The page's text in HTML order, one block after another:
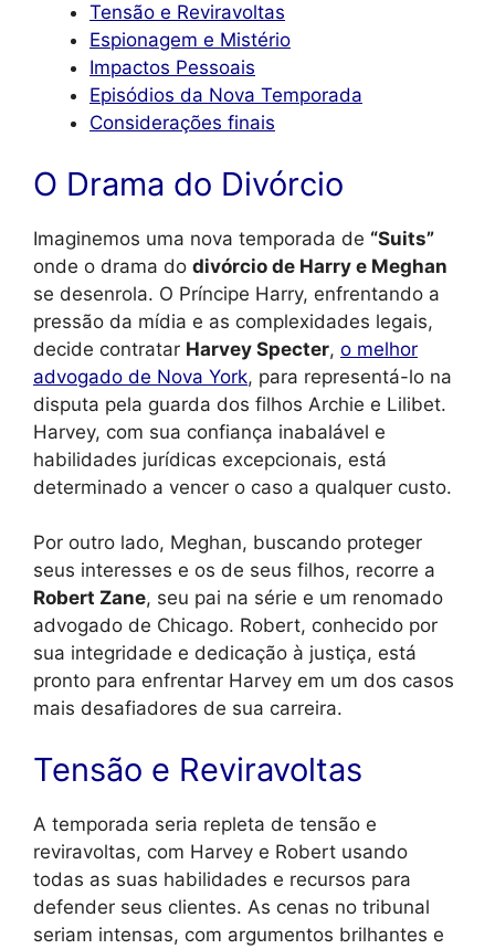
Tensão e Reviravoltas
Espionagem e Mistério
Impactos Pessoais
Episódios da Nova Temporada
Considerações finais
O Drama do Divórcio
Imaginemos uma nova temporada de “Suits”
onde o drama do divórcio de Harry e Meghan
se desenrola. O Príncipe Harry, enfrentando a
pressão da mídia e as complexidades legais,
decide contratar Harvey Specter, o melhor
advogado de Nova York, para representá-lo na
disputa pela guarda dos filhos Archie e Lilibet.
Harvey, com sua confiança inabalável e
habilidades jurídicas excepcionais, está
determinado a vencer o caso a qualquer custo.
Por outro lado, Meghan, buscando proteger
seus interesses e os de seus filhos, recorre a
Robert Zane, seu pai na série e um renomado
advogado de Chicago. Robert, conhecido por
sua integridade e dedicação à justiça, está
pronto para enfrentar Harvey em um dos casos
mais desafiadores de sua carreira.
Tensão e Reviravoltas
A temporada seria repleta de tensão e
reviravoltas, com Harvey e Robert usando
todas as suas habilidades e recursos para
defender seus clientes. As cenas no tribunal
seriam intensas, com argumentos brilhantes e